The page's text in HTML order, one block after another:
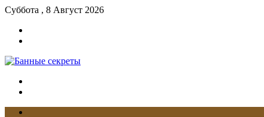
Суббота , 8 Август 2026